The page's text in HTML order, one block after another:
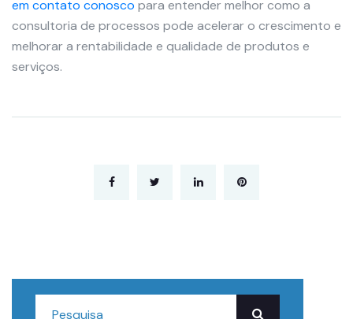
em contato conosco para entender melhor como a
consultoria de processos pode acelerar o crescimento e
melhorar a rentabilidade e qualidade de produtos e
serviços.